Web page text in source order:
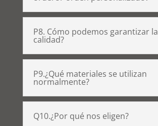
P8. Cómo podemos garantizar la
calidad?
P9.¿Qué materiales se utilizan
normalmente?
Q10.¿Por qué nos eligen?